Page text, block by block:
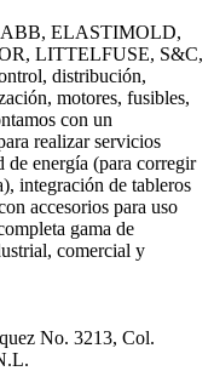
ABB, ELASTIMOLD,
LITTELFUSE, S&C,
distribución,
motores, fusibles,
con un
realizar servicios
de energía (para corregir
integración de tableros
accesorios para uso
gama de
comercial y
No. 3213, Col.